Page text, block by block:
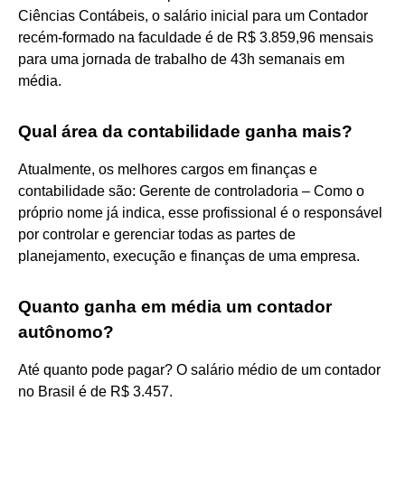
Ciências Contábeis, o salário inicial para um Contador
recém-formado na faculdade é de R$ 3.859,96 mensais
para uma jornada de trabalho de 43h semanais em
média.
Qual área da contabilidade ganha mais?
Atualmente, os melhores cargos em finanças e
contabilidade são: Gerente de controladoria – Como o
próprio nome já indica, esse profissional é o responsável
por controlar e gerenciar todas as partes de
planejamento, execução e finanças de uma empresa.
Quanto ganha em média um contador
autônomo?
Até quanto pode pagar? O salário médio de um contador
no Brasil é de R$ 3.457.